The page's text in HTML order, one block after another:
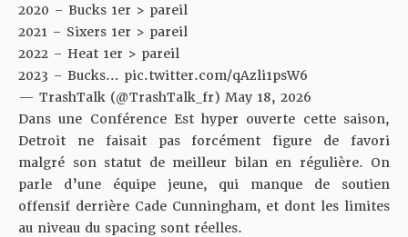
2020 – Bucks 1er > pareil
2021 – Sixers 1er > pareil
2022 – Heat 1er > pareil
2023 – Bucks… pic.twitter.com/qAzli1psW6
— TrashTalk (@TrashTalk_fr) May 18, 2026
Dans une Conférence Est hyper ouverte cette saison,
Detroit ne faisait pas forcément figure de favori
malgré son statut de meilleur bilan en régulière. On
parle d’une équipe jeune, qui manque de soutien
offensif derrière Cade Cunningham, et dont les limites
au niveau du spacing sont réelles.